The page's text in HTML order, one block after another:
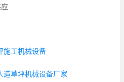
施工机械设备
造草坪机械设备厂家